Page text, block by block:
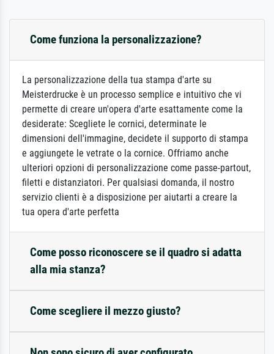
Come funziona la personalizzazione?
La personalizzazione della tua stampa d'arte su
Meisterdrucke è un processo semplice e intuitivo che vi
permette di creare un'opera d'arte esattamente come la
desiderate: Scegliete le cornici, determinate le
dimensioni dell'immagine, decidete il supporto di stampa
e aggiungete le vetrate o la cornice. Offriamo anche
ulteriori opzioni di personalizzazione come passe-partout,
filetti e distanziatori. Per qualsiasi domanda, il nostro
servizio clienti è a disposizione per aiutarti a creare la
tua opera d'arte perfetta
Come posso riconoscere se il quadro si adatta
alla mia stanza?
Come scegliere il mezzo giusto?